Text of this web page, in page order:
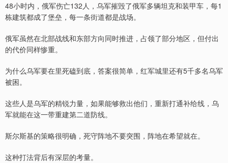
48小时内，俄军伤亡132人，乌军摧毁了俄军多辆坦克和装甲车，每1
栋建筑都成了堡垒，每一条街道都是战场。
俄军虽然在北部战线和东部方向同时推进，占领了部分地区，但付出
的代价同样惨重。
为什么乌军要在里死磕到底，答案很简单，红军城里还有5千多名乌军
被困。
这些人是乌军的精锐力量，如果能够救出他们，重新打通补给线，乌
军就能在这一带重建第二道防线。
斯尔斯基的策略很明确，死守阵地不要突围，阵地在希望就在。
这种打法背后有深层的考量。